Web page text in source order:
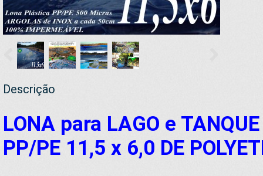
Descrição
LONA para LAGO e
PP/PE 11,5 x 6,0 DE